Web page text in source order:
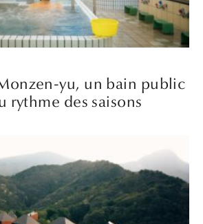
yu, un bain public
rythme des saisons